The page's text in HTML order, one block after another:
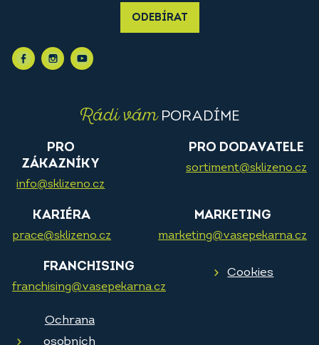
ODEBÍRAT
Rádi vámPORADÍME
PRO
ZÁKAZNÍKY
info@sklizeno.cz
PRO DODAVATELE
sortiment@sklizeno.cz
KARIÉRA
prace@sklizeno.cz
MARKETING
marketing@vasepekarna.cz
FRANCHISING
franchising@vasepekarna.cz
Cookies
Ochrana
osobních